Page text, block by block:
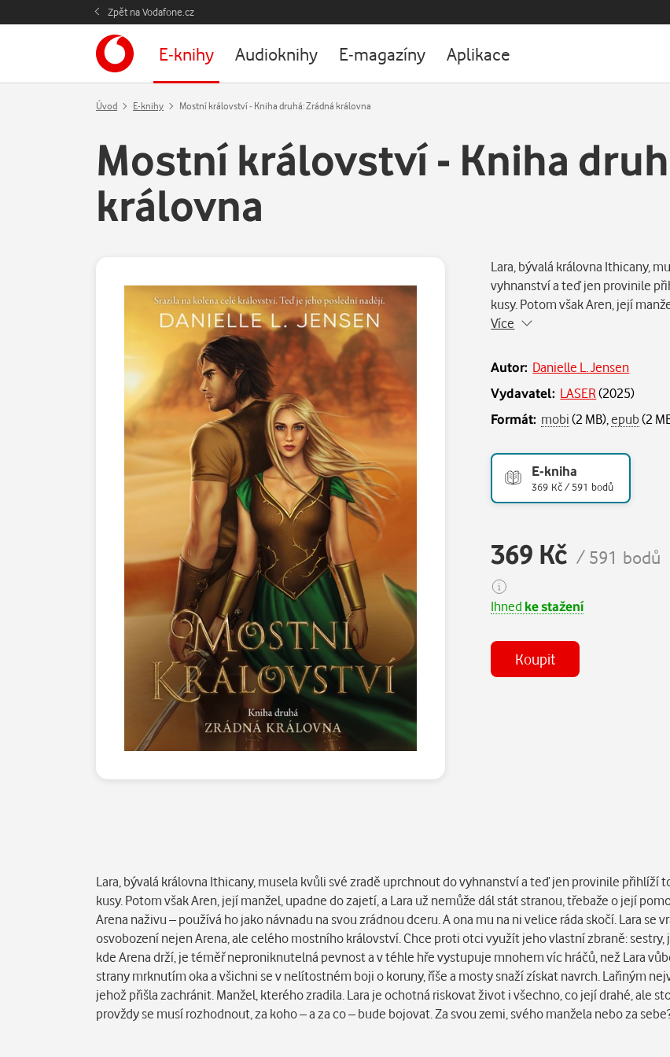
Zpět na Vodafone.cz
E-knihy Audioknihy E-magazíny Aplikace
Úvod E-knihy Mostní království - Kniha druhá: Zrádná královna
Mostní království - Kniha
královna
Lara, bývalá královna Ithicany,
vyhnanství a teď jen provinile
kusy. Potom však Aren, její
Více
Autor: Danielle L. Jensen
Vydavatel: LASER(2025)
Formát: mobi(2 MB),epub(2
E-kniha
369 Kč / 591 bodů
369 Kč / 591 bodů
Ihned ke stažení
Koupit
Lara, bývalá královna Ithicany, musela kvůli své zradě uprchnout do vyhnanství a teď jen provinile přihlíží
kusy. Potom však Aren, její manžel, upadne do zajetí, a Lara už nemůže dál stát stranou, třebaže o její
Arena naživu – používá ho jako návnadu na svou zrádnou dceru. A ona mu na ni velice ráda skočí. Lara se
osvobození nejen Arena, ale celého mostního království. Chce proti otci využít jeho vlastní zbraně: sestry,
kde Arena drží, je téměř neproniknutelná pevnost a v téhle hře vystupuje mnohem víc hráčů, než Lara
strany mrknutím oka a všichni se v nelítostném boji o koruny, říše a mosty snaží získat navrch. Lařiným
jehož přišla zachránit. Manžel, kterého zradila. Lara je ochotná riskovat život i všechno, co její drahé, ale
provždy se musí rozhodnout, za koho – a za co – bude bojovat. Za svou zemi, svého manžela nebo za